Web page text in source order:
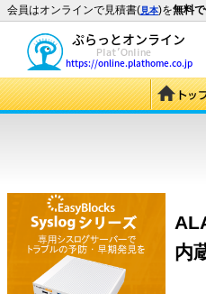
会員はオンラインで見積書(見本)を無料
内